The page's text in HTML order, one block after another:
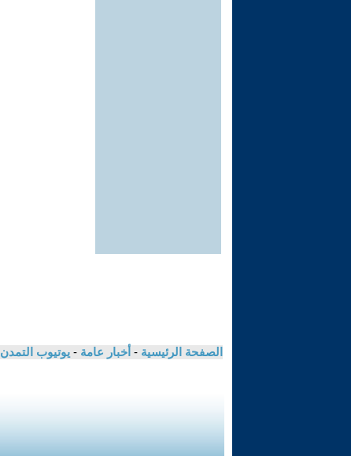
الصفحة الرئيسية - أخبار عامة - يوتيوب التمدن